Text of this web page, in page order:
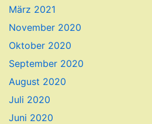
März 2021
November 2020
Oktober 2020
September 2020
August 2020
Juli 2020
Juni 2020